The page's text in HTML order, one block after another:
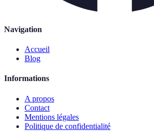
Navigation
Accueil
Blog
Informations
A propos
Contact
Mentions légales
Politique de confidentialité